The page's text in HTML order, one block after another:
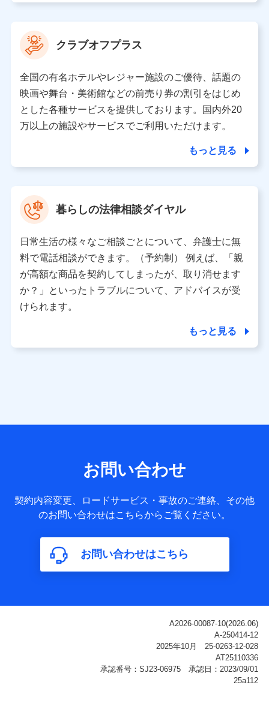
上記に係る案内・手続き・管理等付帯業務を行うため
【当該個人データの管理について責任を有する者の名称・住
所・代表者名】
当該個人データを取り扱う各共同利用者（詳細は次のとお
り）
東京都千代田区永田町2丁目11番1号 山王パークタワー
株式会社NTTドコモ 代表取締役社長 前田 義晃
東京都中央区日本橋人形町2-14-10 アーバンネット日本橋
ビル 3F
※ 当社および株式会社NTTドコモは、お客さまの情報を利
データ憲章」に定める行動原則を順守します 。
※ パーソナルデータダッシュボードの「第三者提供の管
理」の設定状態にかかわらず、共同利用する場合がありま
※ dポイントクラブ会員ではないお客さま（2019年12月11
日以降、一度もdポイントクラブ会員であったことがないお
個人データは、こちら の利用目的の範囲内に限って共同利
用します。
サービス提供等を通じて取得した、以下の情報などの個人デ
基本情報
氏名、電話番号、メールアドレス、お客さまの識別子、
属性、連絡先、dポイントサービスのご利用に関する情
構成、住所、dポイント残高、dポイント利用履歴などが
含まれます。
利用情報
ご契約状態・ご利用履歴インターネット利用時の行動に
関する情報、アプリケーション利用時の行動に関する情
報、購入されたサービスや商品の名称・購入場所・決済
に関する情報、アンケートの回答に関する情報などが含
クラブオフプラス
全国の有名ホテルやレジャー施設のご優待、話題の
映画や舞台・美術館などの前売り券の割引をはじめ
とした各種サービスを提供しております。国内外20
万以上の施設やサービスでご利用いただけます。
もっと見る
暮らしの法律相談ダイヤル
日常生活の様々なご相談ごとについて、弁護士に無
料で電話相談ができます。（予約制） 例えば、「親
が高額な商品を契約してしまったが、取り消せます
か？」といったトラブルについて、アドバイスが受
けられます。
もっと見る
お問い合わせ
契約内容変更、ロードサービス・事故のご連絡、その他
のお問い合わせはこちらからご覧ください。
お問い合わせはこちら